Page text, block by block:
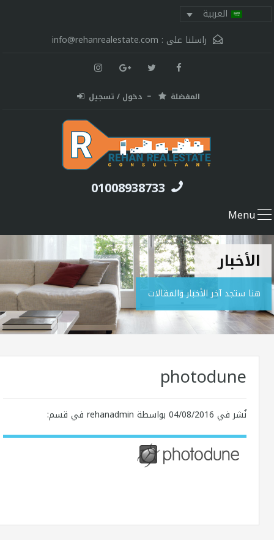
العربية
راسلنا على :info@rehanrealestate.com
المفضلة دخول / تسجيل
01008938733
Menu
الأخبار
هنا ستجد آخر الأخبار والمقالات
photodune
نُشر في04/08/2016بواسطة rehanadmin في قسم: